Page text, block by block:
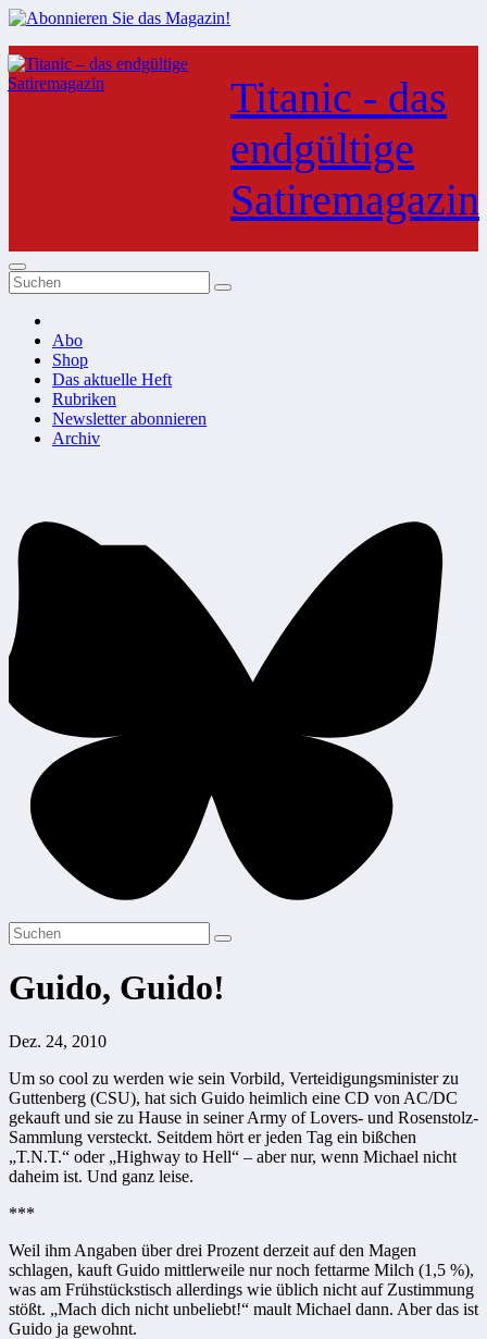
Zum
Inhalt
springen
Titanic - das
endgültige
Satiremagazin
Abo
Shop
Das aktuelle Heft
Rubriken
Newsletter abonnieren
Archiv
Guido, Guido!
Dez. 24, 2010
Um so cool zu werden wie sein Vorbild, Verteidigungsminister zu
Guttenberg (CSU), hat sich Guido heimlich eine CD von AC/DC
gekauft und sie zu Hause in seiner Army of Lovers- und Rosenstolz-
Sammlung versteckt. Seitdem hört er jeden Tag ein bißchen
„T.N.T.“ oder „Highway to Hell“ – aber nur, wenn Michael nicht
daheim ist. Und ganz leise.
***
Weil ihm Angaben über drei Prozent derzeit auf den Magen
schlagen, kauft Guido mittlerweile nur noch fettarme Milch (1,5 %),
was am Frühstückstisch allerdings wie üblich nicht auf Zustimmung
stößt. „Mach dich nicht unbeliebt!“ mault Michael dann. Aber das ist
Guido ja gewohnt.